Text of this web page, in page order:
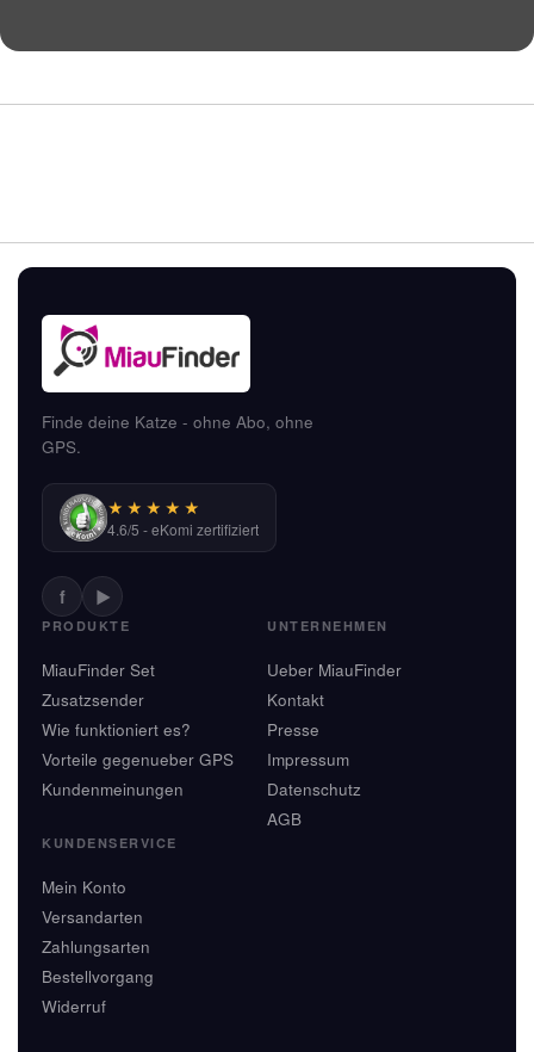
Finde deine Katze - ohne Abo, ohne
GPS.
★★★★★
4.6/5 - eKomi zertifiziert
f ▶
PRODUKTE
MiauFinder Set
Zusatzsender
Wie funktioniert es?
Vorteile gegenueber GPS
Kundenmeinungen
UNTERNEHMEN
Ueber MiauFinder
Kontakt
Presse
Impressum
Datenschutz
AGB
KUNDENSERVICE
Mein Konto
Versandarten
Zahlungsarten
Bestellvorgang
Widerruf